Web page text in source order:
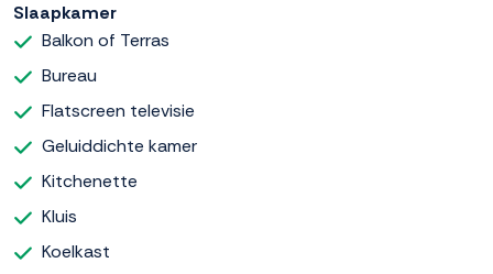
Slaapkamer
Balkon of Terras
Bureau
Flatscreen televisie
Geluiddichte kamer
Kitchenette
Kluis
Koelkast